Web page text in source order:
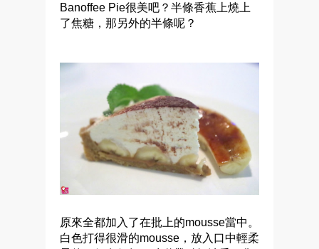
Banoffee Pie很美吧？半條香蕉上燒上
了焦糖，那另外的半條呢？
原來全都加入了在批上的mousse當中。
白色打得很滑的mousse，放入口中輕柔